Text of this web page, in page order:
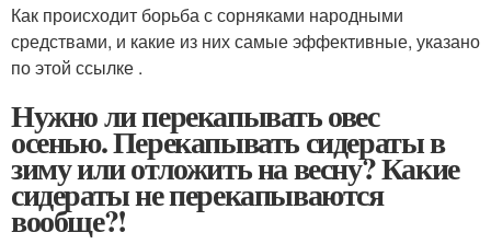
Как происходит борьба с сорняками народными
средствами, и какие из них самые эффективные, указано
по этой ссылке .
Нужно ли перекапывать овес
осенью. Перекапывать сидераты в
зиму или отложить на весну? Какие
сидераты не перекапываются
вообще?!